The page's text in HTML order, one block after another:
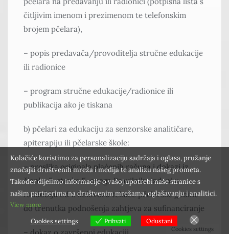
čitljivim imenom i prezimenom te telefonskim
brojem pčelara),
– popis predavača/provoditelja stručne edukacije
ili radionice
– program stručne edukacije/radionice ili
publikacija ako je tiskana
b) pčelari za edukaciju za senzorske analitičare,
apiterapiju ili pčelarske škole:
– preslika originala plaćenih računa i dokazi iz
članka 5. stavka 5. ovoga Pravilnika izdani u
razdoblju od 1. kolovoza tekuće pčelarske godine
do trenutka podnošenja zahtjeva za sufinanciranje
Kolačiće koristimo za personalizaciju sadržaja i oglasa, pružanje
značajki društvenih mreža i medija te analizu našeg prometa.
Također dijelimo informacije o vašoj upotrebi naše stranice s
našim partnerima na društvenim mrežama, oglašavanju i analitici.
View more
Cookies settings Prihvati Odustani
Cookies settings